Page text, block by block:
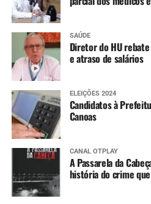
SAÚDE
Diretor do HU
e atraso de salários
ELEIÇÕES 2024
Candidatos à
Canoas
CANAL OTPLAY
A Passarela da
história do crime